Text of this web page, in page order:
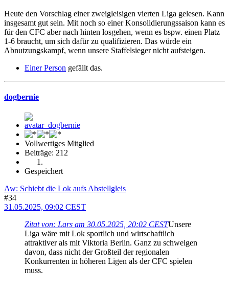
Heute den Vorschlag einer zweigleisigen vierten Liga gelesen. Kann
insgesamt gut sein. Mit noch so einer Konsolidierungssaison kann es
für den CFC aber nach hinten losgehen, wenn es bspw. einen Platz
1-6 braucht, um sich dafür zu qualifizieren. Das würde ein
Abnutzungskampf, wenn unsere Staffelsieger nicht aufsteigen.
Einer Person gefällt das.
dogbernie
Vollwertiges Mitglied
Beiträge: 212
Gespeichert
Aw: Schiebt die Lok aufs Abstellgleis
#34
31.05.2025, 09:02 CEST
Zitat von: Lars am 30.05.2025, 20:02 CESTUnsere
Liga wäre mit Lok sportlich und wirtschaftlich
attraktiver als mit Viktoria Berlin. Ganz zu schweigen
davon, dass nicht der Großteil der regionalen
Konkurrenten in höheren Ligen als der CFC spielen
muss.